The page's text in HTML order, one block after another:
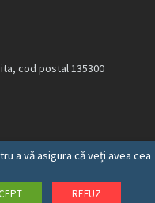
cod postal 135300
a vă asigura că veți avea cea
REFUZ